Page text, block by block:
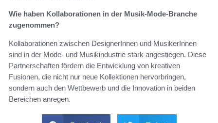
Wie haben Kollaborationen in der Musik-Mode-Branche
zugenommen?
Kollaborationen zwischen DesignerInnen und MusikerInnen
sind in der Mode- und Musikindustrie stark angestiegen. Diese
Partnerschaften fördern die Entwicklung von kreativen
Fusionen, die nicht nur neue Kollektionen hervorbringen,
sondern auch den Wettbewerb und die Innovation in beiden
Bereichen anregen.